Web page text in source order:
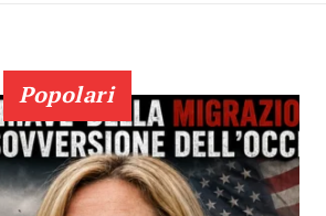
Popolari